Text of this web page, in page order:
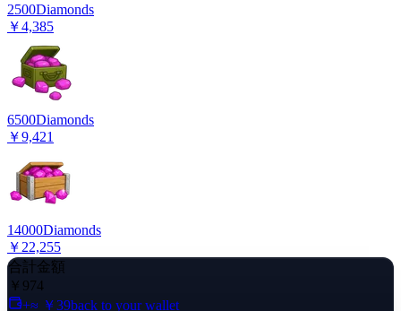
2500Diamonds
￥4,385
6500Diamonds
￥9,421
14000Diamonds
￥22,255
合計金額
￥974
+≈ ￥39back to your wallet